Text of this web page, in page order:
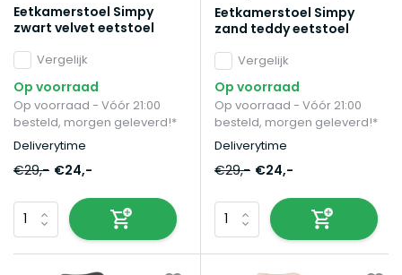
Eetkamerstoel Simpy
zwart velvet eetstoel
Vergelijk
Op voorraad
Op voorraad - Vóór 21:00
besteld, morgen geleverd!*
Deliverytime
€29,- €24,-
Eetkamerstoel Simpy
zand teddy eetstoel
Vergelijk
Op voorraad
Op voorraad - Vóór 21:00
besteld, morgen geleverd!*
Deliverytime
€29,- €24,-